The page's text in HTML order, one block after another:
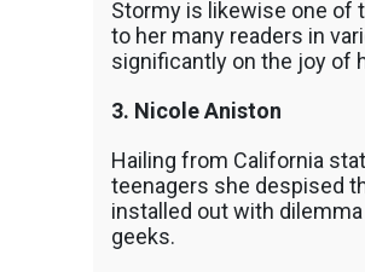
Stormy is likewise one of
to her many readers in
significantly on the joy of
3. Nicole Aniston
Hailing from California
teenagers she despised
installed out with
geeks.